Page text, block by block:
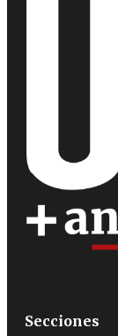
Secciones